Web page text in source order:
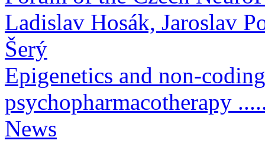
Ladislav Hosák, Jaroslav
Šerý
Epigenetics and non-
psychopharmacotherapy
News